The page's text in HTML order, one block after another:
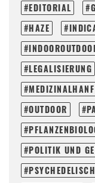
EDITORIAL
HAZE
LEGALISIERUNG
MEDIZINALHANF
OUTDOOR
POLITIK UND